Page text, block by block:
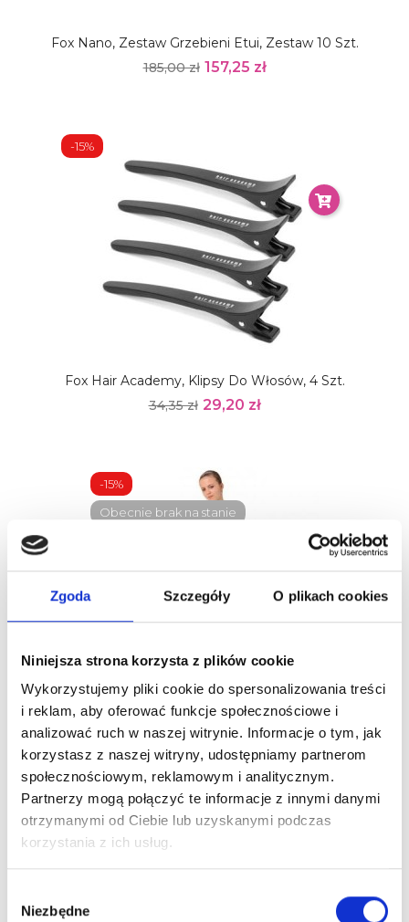
Zgoda Szczegóły O plikach cookies
Niniejsza strona korzysta z plików cookie
Wykorzystujemy pliki cookie do spersonalizowania treści
i reklam, aby oferować funkcje społecznościowe i
analizować ruch w naszej witrynie. Informacje o tym, jak
korzystasz z naszej witryny, udostępniamy partnerom
społecznościowym, reklamowym i analitycznym.
Partnerzy mogą połączyć te informacje z innymi danymi
otrzymanymi od Ciebie lub uzyskanymi podczas
korzystania z ich usług.
zgody
Niezbędne
Fox Nano, Zestaw Grzebieni Etui, Zestaw 10 Szt.
185,00 zł 157,25 zł
Fox Hair Academy, Klipsy Do Włosów, 4 Szt.
34,35 zł 29,20 zł
-15%
Fox Silky Line, Peleryna Fryzjerska
82,35 zł
70,00 zł
-15%
Obecnie brak na stanie
-15%